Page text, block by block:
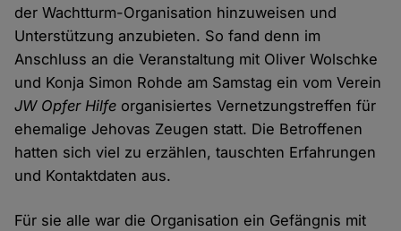
der Wachtturm-Organisation hinzuweisen und
Unterstützung anzubieten. So fand denn im
Anschluss an die Veranstaltung mit Oliver Wolschke
und Konja Simon Rohde am Samstag ein vom Verein
JW Opfer Hilfe organisiertes Vernetzungstreffen für
ehemalige Jehovas Zeugen statt. Die Betroffenen
hatten sich viel zu erzählen, tauschten Erfahrungen
und Kontaktdaten aus.
Für sie alle war die Organisation ein Gefängnis mit